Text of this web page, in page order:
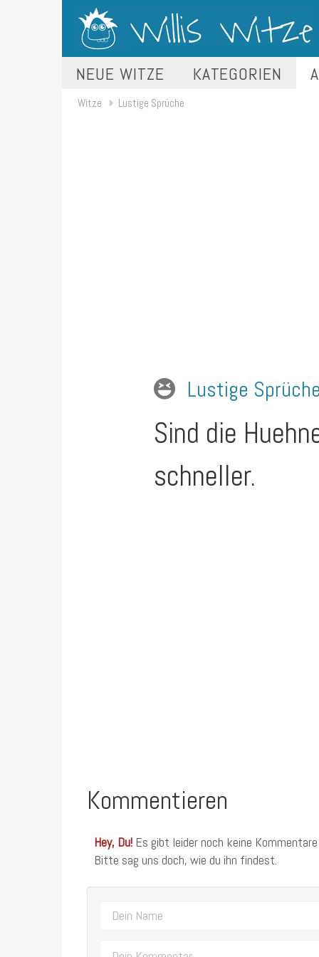
NEUE WITZE KATEGORIEN
Witze Lustige Sprüche
Lustige Sprüche
Sind die
schneller.
Kommentieren
Hey, Du! Es gibt leider noch keine
Bitte sag uns doch, wie du ihn findest.